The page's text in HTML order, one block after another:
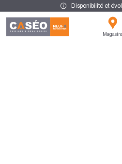
Disponibilité et